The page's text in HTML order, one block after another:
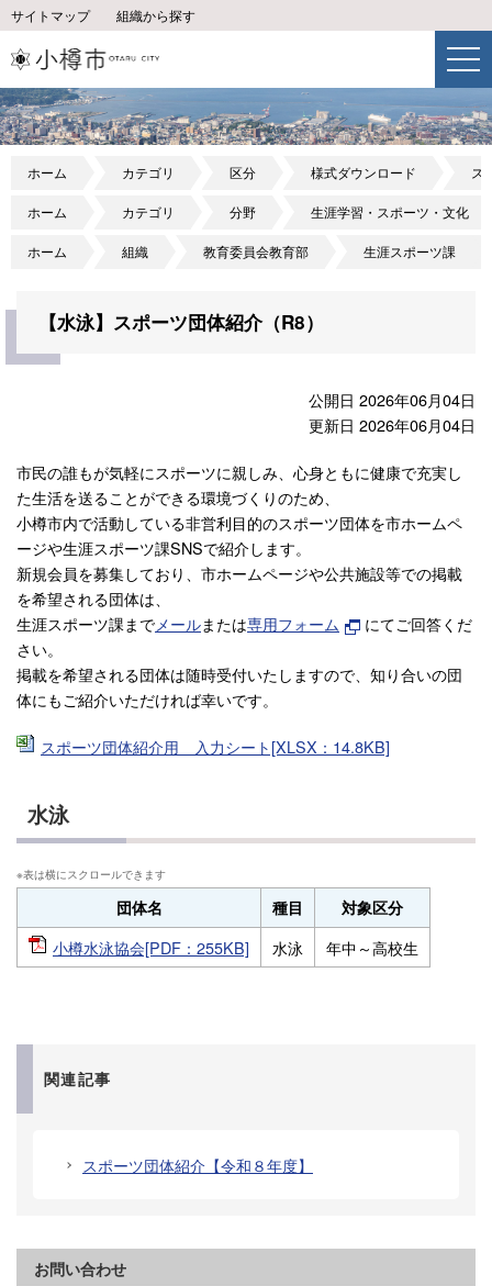
サイトマップ 組織から探す
ホーム カテゴリ 区分 様式ダウンロード ス
ホーム カテゴリ 分野 生涯学習・スポーツ・文化
ホーム 組織 教育委員会教育部 生涯スポーツ課
【水泳】スポーツ団体紹介（R8）
公開日 2026年06月04日
更新日 2026年06月04日
市民の誰もが気軽にスポーツに親しみ、心身ともに健康で充実し
た生活を送ることができる環境づくりのため、
小樽市内で活動している非営利目的のスポーツ団体を市ホームペ
ージや生涯スポーツ課SNSで紹介します。
新規会員を募集しており、市ホームページや公共施設等での掲載
を希望される団体は、
生涯スポーツ課までメールまたは専用フォーム
にてご回答くだ
さい。
掲載を希望される団体は随時受付いたしますので、知り合いの団
体にもご紹介いただければ幸いです。
スポーツ団体紹介用 入力シート[XLSX：14.8KB]
水泳
団体名 種目 対象区分
小樽水泳協会[PDF：255KB] 水泳 年中～高校生
関連記事
スポーツ団体紹介【令和８年度】
お問い合わせ